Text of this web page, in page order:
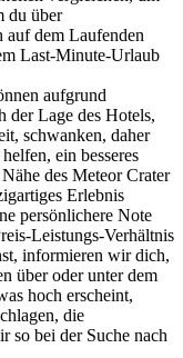
du über
auf dem Laufenden
Last-Minute-Urlaub
aufgrund
der Lage des Hotels,
schwanken, daher
ein besseres
des Meteor Crater
Erlebnis
persönlichere Note
Leistungs-Verhältnis
informieren wir dich,
über oder unter dem
hoch erscheint,
die
so bei der Suche nach